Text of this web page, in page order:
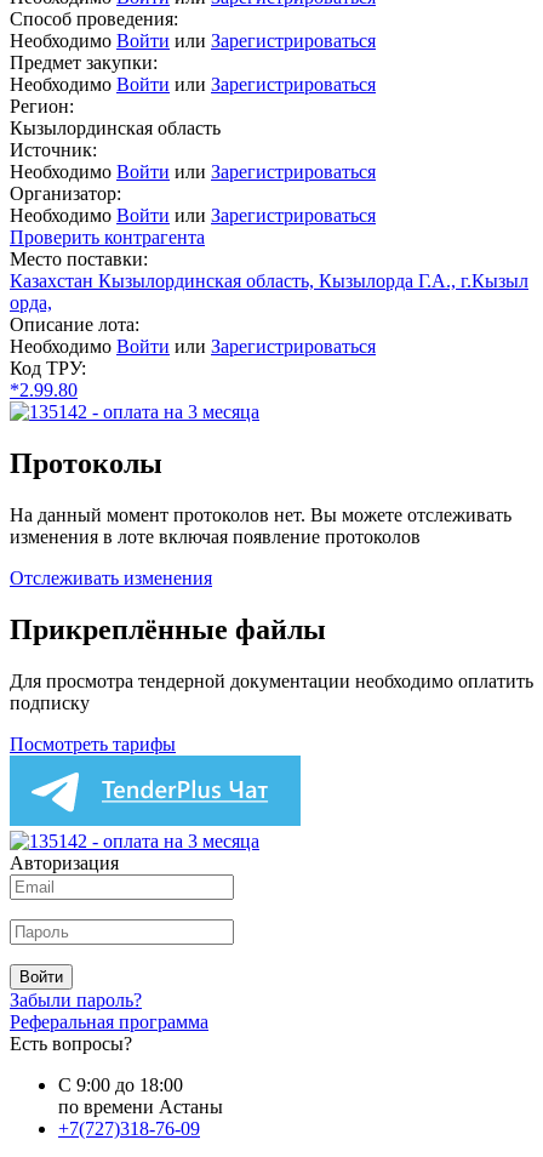
Способ проведения:
Необходимо Войти или Зарегистрироваться
Предмет закупки:
Необходимо Войти или Зарегистрироваться
Регион:
Кызылординская область
Источник:
Необходимо Войти или Зарегистрироваться
Организатор:
Необходимо Войти или Зарегистрироваться
Проверить контрагента
Место поставки:
Казахстан Кызылординская область, Кызылорда Г.А., г.Кызыл
орда,
Описание лота:
Необходимо Войти или Зарегистрироваться
Код ТРУ:
*2.99.80
Протоколы
На данный момент протоколов нет. Вы можете отслеживать
изменения в лоте включая появление протоколов
Отслеживать изменения
Прикреплённые файлы
Для просмотра тендерной документации необходимо оплатить
подписку
Посмотреть тарифы
Авторизация
Войти
Забыли пароль?
Реферальная программа
Есть вопросы?
С 9:00 до 18:00
по времени Астаны
+7(727)318-76-09